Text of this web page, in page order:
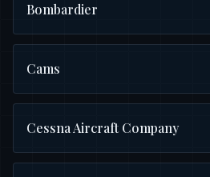
Bombardier
Cams
Cessna Aircraft Company